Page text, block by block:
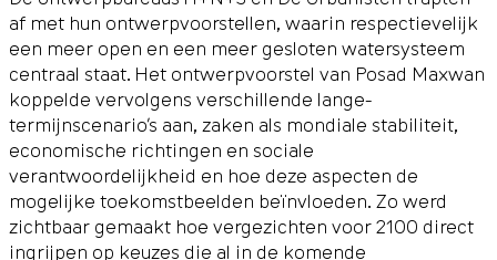
af met hun ontwerpvoorstellen, waarin respectievelijk
een meer open en een meer gesloten watersysteem
centraal staat. Het ontwerpvoorstel van Posad Maxwan
koppelde vervolgens verschillende lange-
termijnscenario’s aan, zaken als mondiale stabiliteit,
economische richtingen en sociale
verantwoordelijkheid en hoe deze aspecten de
mogelijke toekomstbeelden beïnvloeden. Zo werd
zichtbaar gemaakt hoe vergezichten voor 2100 direct
ingrijpen op keuzes die al in de komende